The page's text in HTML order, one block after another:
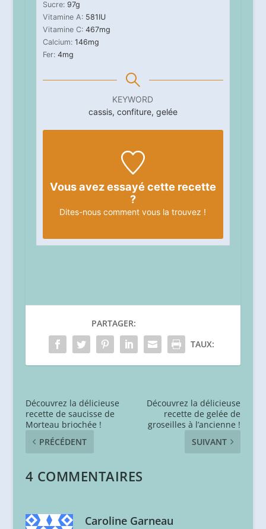
Sucre: 97g
Vitamine A: 581IU
Vitamine C: 467mg
Calcium: 146mg
Fer: 4mg
KEYWORD
cassis, confiture, gelée
Vous avez essayé cette recette
?
Dites-nous comment vous la trouvez !
PARTAGER:
TAUX:
Découvrez la délicieuse
recette de saucisse de
Morteau briochée !
PRÉCÉDENT
Découvrez la délicieuse
recette de gelée de
groseilles à l’ancienne !
SUIVANT
4 COMMENTAIRES
Caroline Garneau